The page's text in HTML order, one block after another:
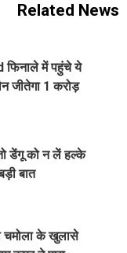
Related News
में पहुंचे ये
जीतेगा 1 करोड़
डेंगू को न लें हल्के
बात
चमोला के खुलासे